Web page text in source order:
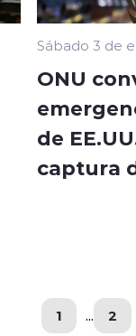
Sábado 3 de
ONU
de
captura
1 ... 2